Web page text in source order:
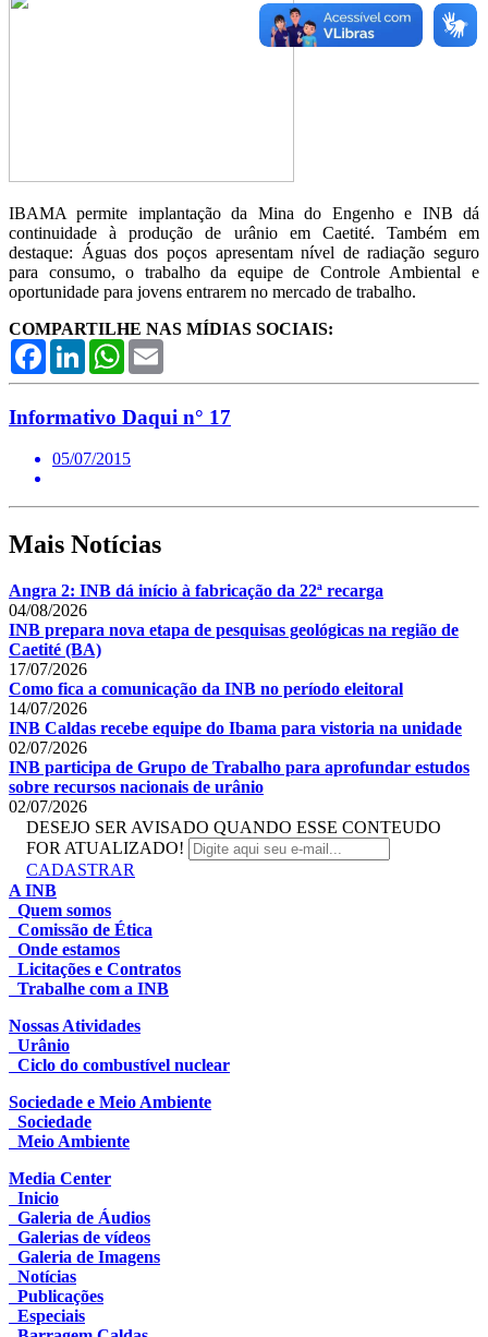
IBAMA permite implantação da Mina do Engenho e INB dá
continuidade à produção de urânio em Caetité. Também em
destaque: Águas dos poços apresentam nível de radiação seguro
para consumo, o trabalho da equipe de Controle Ambiental e
oportunidade para jovens entrarem no mercado de trabalho.
COMPARTILHE NAS MÍDIAS SOCIAIS:
FacebookLinkedInWhatsApp
Informativo Daqui n° 17
05/07/2015
Mais Notícias
Angra 2: INB dá início à fabricação da 22ª recarga
04/08/2026
INB prepara nova etapa de pesquisas geológicas na região de
Caetité (BA)
17/07/2026
Como fica a comunicação da INB no período eleitoral
14/07/2026
INB Caldas recebe equipe do Ibama para vistoria na unidade
02/07/2026
INB participa de Grupo de Trabalho para aprofundar estudos
sobre recursos nacionais de urânio
02/07/2026
DESEJO SER AVISADO QUANDO ESSE CONTEUDO
FOR ATUALIZADO!
CADASTRAR
A INB
Quem somos
Comissão de Ética
Onde estamos
Licitações e Contratos
Trabalhe com a INB
Nossas Atividades
Urânio
Ciclo do combustível nuclear
Sociedade e Meio Ambiente
Sociedade
Meio Ambiente
Media Center
Inicio
Galeria de Áudios
Galerias de vídeos
Galeria de Imagens
Notícias
Publicações
Especiais